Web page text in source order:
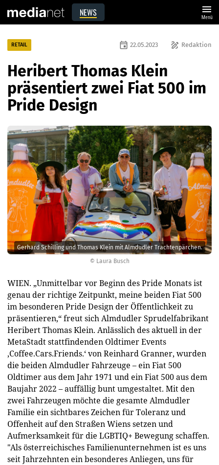
NEWS menu
Menü
© Laura Busch
Gerhard Schilling und Thomas Klein mit Almdudler Trachtenpärchen.
RETAIL draw Redaktion
event 22.05.2023
Heribert Thomas Klein
präsentiert zwei Fiat 500 im
Pride Design
WIEN. „Unmittelbar vor Beginn des Pride Monats ist
genau der richtige Zeitpunkt, meine beiden Fiat 500
im besonderen Pride Design der Öffentlichkeit zu
präsentieren,“ freut sich Almdudler Sprudelfabrikant
Heribert Thomas Klein. Anlässlich des aktuell in der
MetaStadt stattfindenden Oldtimer Events
‚Coffee.Cars.Friends.‘ von Reinhard Granner, wurden
die beiden Almdudler Fahrzeuge – ein Fiat 500
Oldtimer aus dem Jahr 1971 und ein Fiat 500 aus dem
Baujahr 2022 – auffällig bunt umgestaltet. Mit den
zwei Fahrzeugen möchte die gesamte Almdudler
Familie ein sichtbares Zeichen für Toleranz und
Offenheit auf den Straßen Wiens setzen und
Aufmerksamkeit für die LGBTIQ+ Bewegung schaffen.
"Als österreichisches Familienunternehmen ist es uns
seit Jahrzehnten ein besonderes Anliegen, uns für